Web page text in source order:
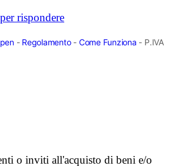
rispondere
- Regolamento- Come Funziona - P.IVA
o inviti all'acquisto di beni e/o